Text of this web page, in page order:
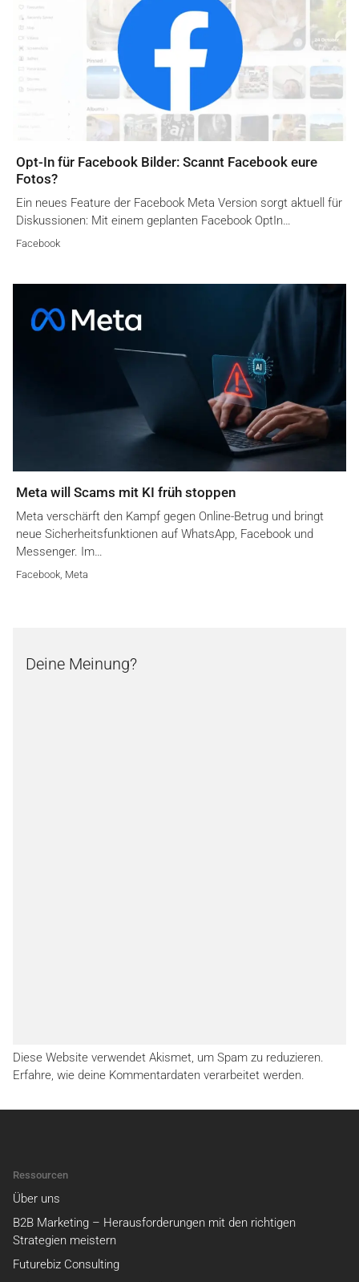
Opt-In für Facebook Bilder: Scannt Facebook eure
Fotos?
Ein neues Feature der Facebook Meta Version sorgt aktuell für
Diskussionen: Mit einem geplanten Facebook OptIn…
Facebook
Meta will Scams mit KI früh stoppen
Meta verschärft den Kampf gegen Online-Betrug und bringt
neue Sicherheitsfunktionen auf WhatsApp, Facebook und
Messenger. Im…
Facebook, Meta
Deine Meinung?
Diese Website verwendet Akismet, um Spam zu reduzieren.
Erfahre, wie deine Kommentardaten verarbeitet werden.
Ressourcen
Über uns
B2B Marketing – Herausforderungen mit den richtigen
Strategien meistern
Futurebiz Consulting